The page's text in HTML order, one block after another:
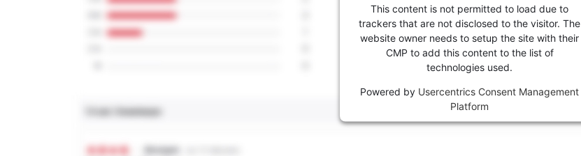
This content is not permitted to load due to
trackers that are not disclosed to the visitor. The
website owner needs to setup the site with their
CMP to add this content to the list of
technologies used.
Powered by Usercentrics Consent Management
Platform